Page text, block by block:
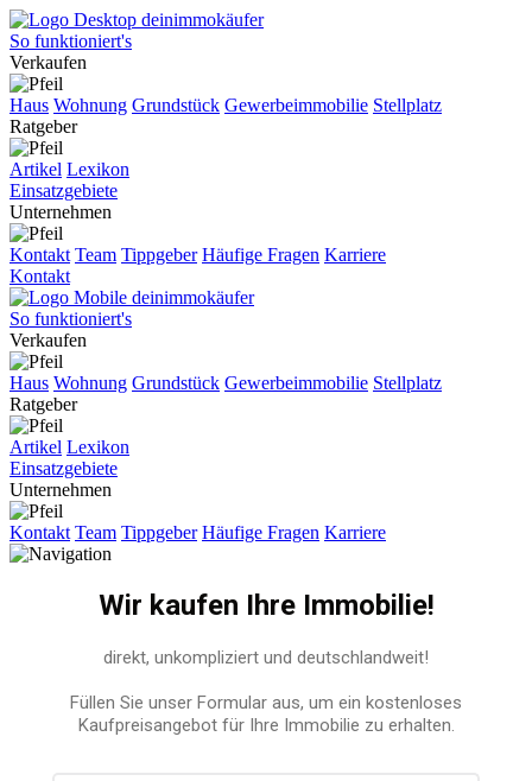
So funktioniert's
Verkaufen
Haus Wohnung Grundstück Gewerbeimmobilie Stellplatz
Ratgeber
Artikel Lexikon
Einsatzgebiete
Unternehmen
Kontakt Team Tippgeber Häufige Fragen Karriere
Kontakt
So funktioniert's
Verkaufen
Haus Wohnung Grundstück Gewerbeimmobilie Stellplatz
Ratgeber
Artikel Lexikon
Einsatzgebiete
Unternehmen
Kontakt Team Tippgeber Häufige Fragen Karriere